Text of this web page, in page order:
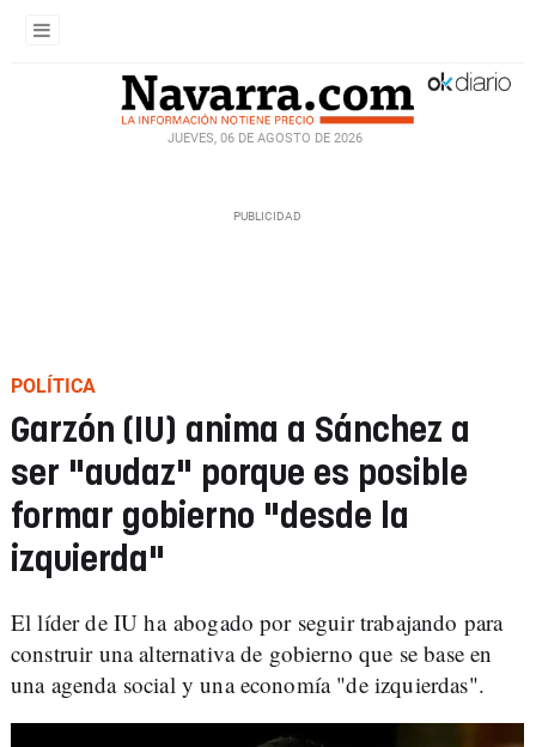
JUEVES, 06 DE AGOSTO DE 2026
POLÍTICA
Garzón (IU) anima a Sánchez a
ser "audaz" porque es posible
formar gobierno "desde la
izquierda"
El líder de IU ha abogado por seguir trabajando para
construir una alternativa de gobierno que se base en
una agenda social y una economía "de izquierdas".